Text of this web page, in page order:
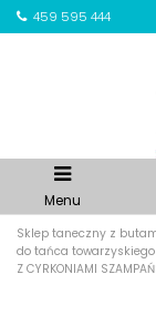
459 595 444
Menu
Sklep taneczny z
do tańca towarzyskiego
Z CYRKONIAMI